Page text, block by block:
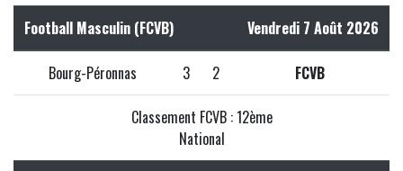
Football Masculin (FCVB) Vendredi 7 Août 2026
Bourg-Péronnas 3 2 FCVB
Classement FCVB : 12ème
National